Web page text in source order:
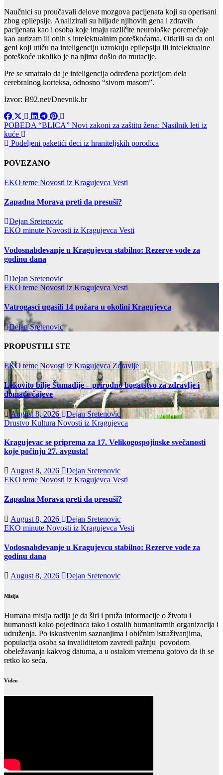
Naučnici su proučavali delove mozgova pacijenata koji su operisani
zbog epilepsije. Analizirali su hiljade njihovih gena i zdravih
pacijenata kao i osoba koje imaju različite neurološke poremećaje
kao autizam ili onih s intelektualnim poteškoćama. Otkrili su da oni
geni koji utiču na inteligenciju uzrokuju epilepsiju ili intelektualne
poteškoće ukoliko je na njima došlo do mutacije.
Pre se smatralo da je inteligencija određena pozicijom dela
cerebralnog korteksa, odnosno “sivom masom”.
Izvor: B92.net/Dnevnik.hr
Post
navigation
POBEDA “BLICA” Novi zakoni za zaštitu žena: Nasilnik leti iz
kuće
Podeljeni paketići deci iz hraniteljskih porodica
POVEZANO
EKO teme Novosti iz Kragujevca Vesti
Zapadna Morava preti da presuši?
Dejan Sretenovic
EKO minute Novosti iz Kragujevca Vesti
Vodosnabdevanje u Kragujevcu stabilno: Rezerve vode za
godinu dana
Dejan Sretenovic
EKO teme Novosti iz Kragujevca Vesti
Vatrogasci ugasili 14 požara u okolini Kragujevca
Dejan Sretenovic
PROPUSTILI STE
EKO teme Novosti iz Kragujevca Zdravlje
Lekovito bilje Šumadije – prirodno bogatstvo za zdravlje i
domaće čajeve
August 8, 2026
Dejan Sretenovic
Drustvo Kultura Novosti iz Kragujevca
Kragujevac se priprema za 17. Velikogospojinske svečanosti
koje počinju 27. avgusta!
August 8, 2026
Dejan Sretenovic
EKO teme Novosti iz Kragujevca Vesti
Zapadna Morava preti da presuši?
August 8, 2026
Dejan Sretenovic
EKO minute Novosti iz Kragujevca Vesti
Vodosnabdevanje u Kragujevcu stabilno: Rezerve vode za
godinu dana
August 8, 2026 Dejan Sretenovic
Misija
Humana misija radija je da širi i pruža informacije o životu i
humanosti kako pojedinaca tako i ostalih humanitarnih organizacija i
udruženja. Po iskustvenim saznanjima i običnim istraživanjima,
populacija osoba sa invaliditetom zavredi pažnju povodom
obeležavanja kakvog datuma, a u ostalom vremenu gotovo da ih se
retko ko seća.
Video